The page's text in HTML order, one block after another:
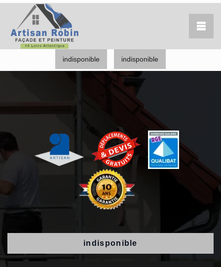
indisponible indisponible
indisponible